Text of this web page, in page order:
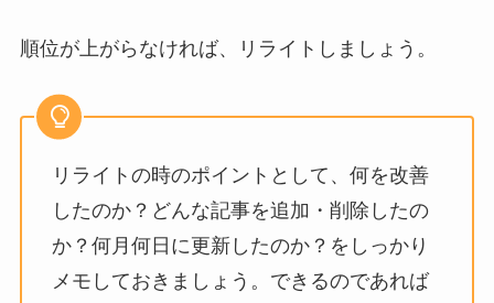
順位が上がらなければ、リライトしましょう。
リライトの時のポイントとして、何を改善
したのか？どんな記事を追加・削除したの
か？何月何日に更新したのか？をしっかり
メモしておきましょう。できるのであれば